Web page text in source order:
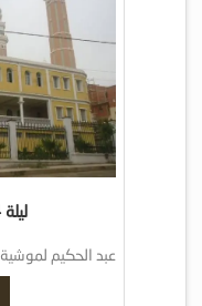
ليلة 4 رمضان 1437 هـ
عبد الحكيم لموشية